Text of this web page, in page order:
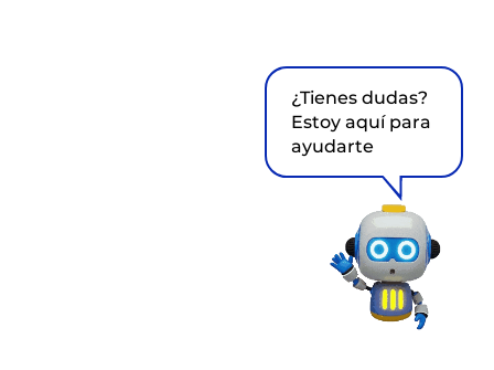
¿Tienes dudas?
Estoy aquí para
ayudarte